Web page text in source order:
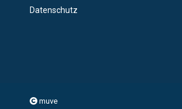
Datenschutz
muve